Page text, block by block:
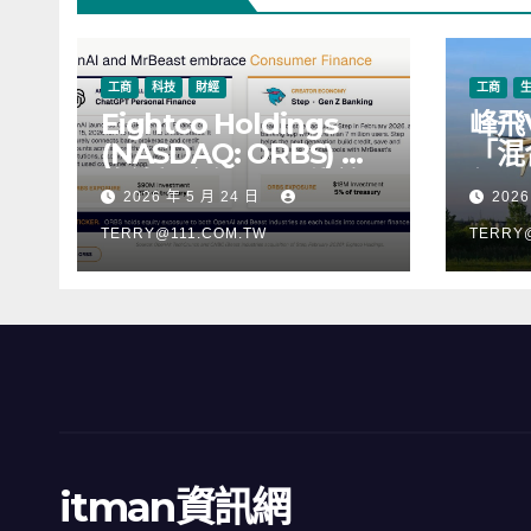
工商 科技 財經
Eightco Holdings
(NASDAQ: ORBS) 公
佈總持倉約 3.37 億美
元，涵蓋 OpenAI、
Beast Industries、超
過 11,000 枚以太幣
WLD 代幣
2026 年 5 月 24 日
TERRY@111.COM.TW
工商
峰
「混
行，
階段
2026
itman資訊網